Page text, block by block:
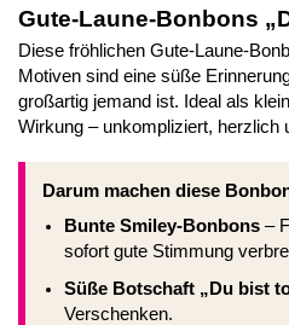
Gute-Laune-Bonbons
Diese fröhlichen Gute-Laune-
Motiven sind eine süße
großartig jemand ist. Ideal als
Wirkung – unkompliziert, herzlich
Darum machen diese
Bunte Smiley-Bonbons –
sofort gute Stimmung
Süße Botschaft „Du bist
Verschenken.